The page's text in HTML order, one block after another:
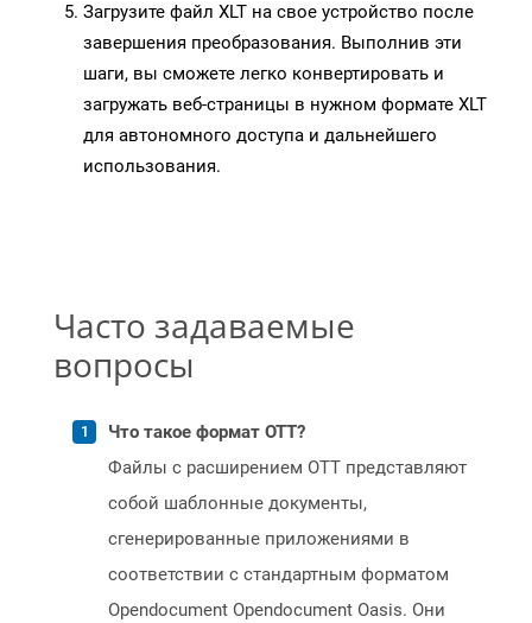
Загрузите файл XLT на свое устройство после
завершения преобразования. Выполнив эти
шаги, вы сможете легко конвертировать и
загружать веб-страницы в нужном формате XLT
для автономного доступа и дальнейшего
использования.
Часто задаваемые
вопросы
Что такое формат OTT?
Файлы с расширением OTT представляют
собой шаблонные документы,
сгенерированные приложениями в
соответствии с стандартным форматом
Opendocument Opendocument Oasis. Они